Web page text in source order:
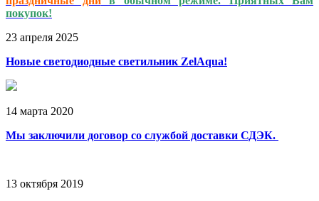
покупок!
23 апреля 2025
Новые светодиодные светильник ZelAqua!
14 марта 2020
Мы заключили договор со службой доставки СДЭК.
13 октября 2019